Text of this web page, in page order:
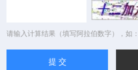
请输入计算结果（填写阿拉伯数字），如